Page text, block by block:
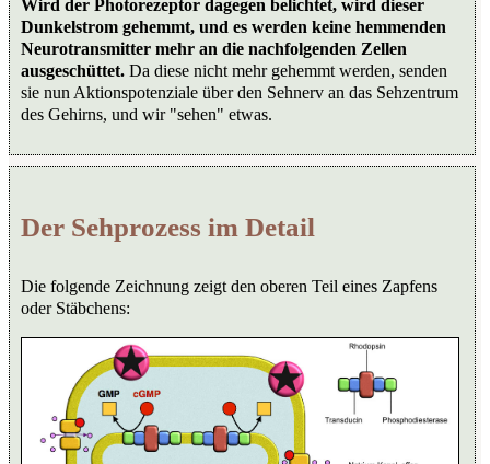
Wird der Photorezeptor dagegen belichtet, wird dieser
Dunkelstrom gehemmt, und es werden keine hemmenden
Neurotransmitter mehr an die nachfolgenden Zellen
ausgeschüttet. Da diese nicht mehr gehemmt werden, senden
sie nun Aktionspotenziale über den Sehnerv an das Sehzentrum
des Gehirns, und wir "sehen" etwas.
Der Sehprozess im Detail
Die folgende Zeichnung zeigt den oberen Teil eines Zapfens
oder Stäbchens: